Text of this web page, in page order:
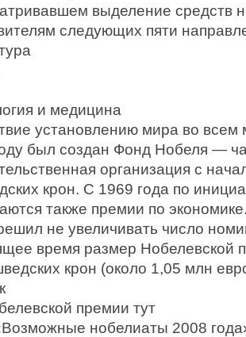
выделение средств
следующих пяти
и медицина
установлению мира во всем
был создан Фонд Нобеля —
организация с
крон. С 1969 года по
также премии по
не увеличивать число
время размер Нобелевской
крон (около 1,05 млн
премии тут
нобелиаты 2008